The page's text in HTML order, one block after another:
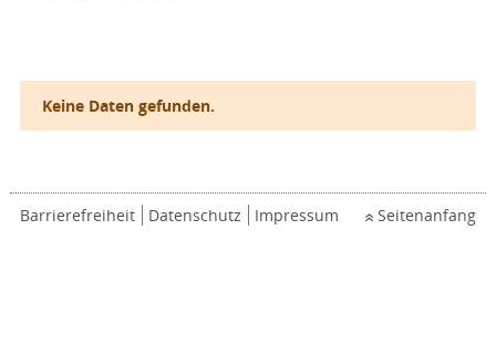
Keine Daten gefunden.
Barrierefreiheit Datenschutz Impressum Seitenanfang